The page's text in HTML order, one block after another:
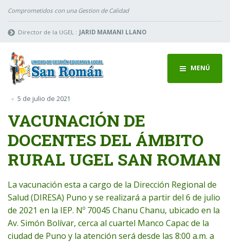
Comprometidos con una Gestion de Calidad
Director de la UGEL : JARID MAMANI LLANO
MENÚ
5 de julio de 2021
VACUNACIÓN DE
DOCENTES DEL ÁMBITO
RURAL UGEL SAN ROMAN
La vacunación esta a cargo de la Dirección Regional de
Salud (DIRESA) Puno y se realizará a partir del 6 de julio
de 2021 en la IEP. Nº 70045 Chanu Chanu, ubicado en la
Av. Simón Bolívar, cerca al cuartel Manco Capac de la
ciudad de Puno y la atención será desde las 8:00 a.m. a